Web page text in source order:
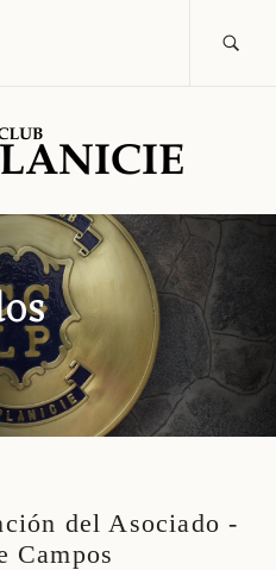
del Asociado -
Campos